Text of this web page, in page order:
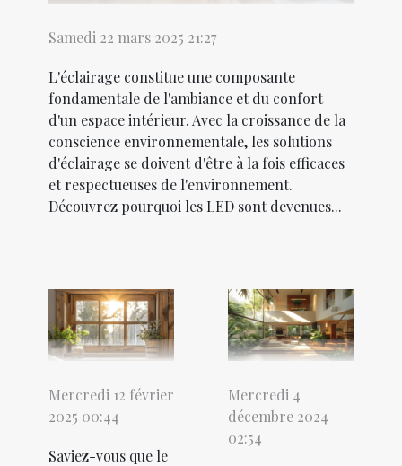
Samedi 22 mars 2025 21:27
L'éclairage constitue une composante
fondamentale de l'ambiance et du confort
d'un espace intérieur. Avec la croissance de la
conscience environnementale, les solutions
d'éclairage se doivent d'être à la fois efficaces
et respectueuses de l'environnement.
Découvrez pourquoi les LED sont devenues...
Mercredi 12 février
2025 00:44
Saviez-vous que le
Mercredi 4
décembre 2024
02:54